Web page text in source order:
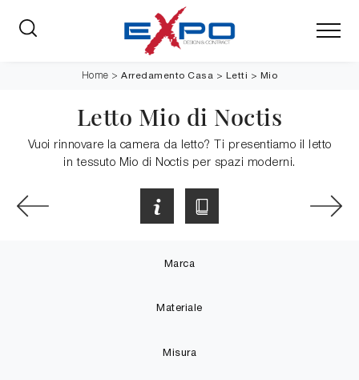
Home >Arredamento Casa > Letti > Mio
Letto Mio di Noctis
Vuoi rinnovare la camera da letto? Ti presentiamo il letto
in tessuto Mio di Noctis per spazi moderni.
Marca
Materiale
Misura